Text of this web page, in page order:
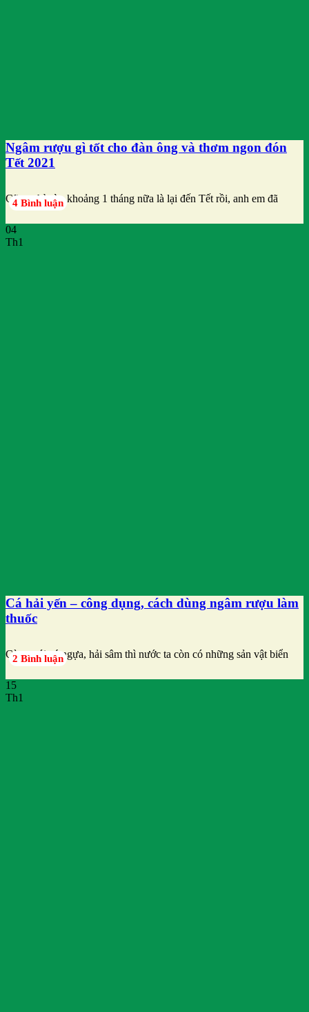
Ngâm rượu gì tốt cho đàn ông và thơm ngon đón
Tết 2021
Cũng chỉ còn khoảng 1 tháng nữa là lại đến Tết rồi, anh em đã
4 Bình luận
04
Th1
Cá hải yến – công dụng, cách dùng ngâm rượu làm
thuốc
Cùng với cá ngựa, hải sâm thì nước ta còn có những sản vật biển
2 Bình luận
15
Th1